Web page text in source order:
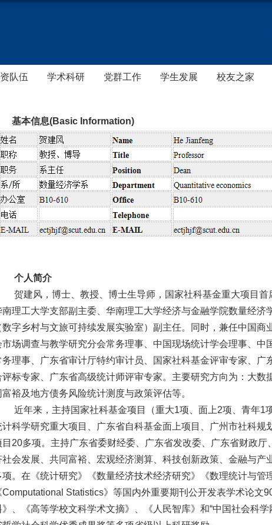
队伍 学术科研 党群工作 学生发展 校友之家
基本信息(Basic Information)
个人简介
贺建风，博士、教授、博士生导师，国家社科基金重大项目
南理工大学支部副主委、华南理工大学经济与金融学院数量经济
数字乡村与文旅可持续发展实验室）副主任。同时，兼任中国商
市场调查与教学研究分会常务理事、中国现场统计学会理事、中
务理事、广东省审计厅特约审计员、国家社科基金评审专家、广
评标专家、广东省高级统计师评审专家。主要研究方向为：大数
富裕及地方债务风险统计测度与政策评估等。
近年来，主持国家社科基金项目（重大1项、面上2项、青年1
计科学研究重大项目、广东省自科基金面上项目、广州市社科规
目20多项。主持广东省委财经委、广东省发改委、广东省财政
社会发展、共同富裕、宏观经济测算、科技创新政策、金融与产
项。在《统计研究》《数量经济技术经济研究》《数理统计与管
Computational Statistics》等国内外重要期刊公开发表学术论文
》、《高等学校文科学术文摘》、《人民智库》和“中国社会科